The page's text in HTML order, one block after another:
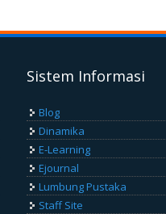
Sistem Informasi
Blog
Dinamika
E-Learning
Ejournal
Lumbung Pustaka
Staff Site